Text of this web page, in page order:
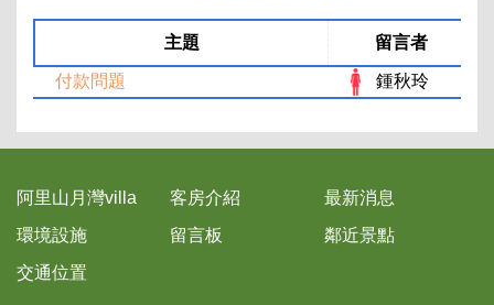
主題 留言者
付款問題 鍾秋玲
阿里山月灣villa 客房介紹
最新消息
環境設施
留言板
鄰近景點
交通位置